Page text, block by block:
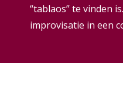
“tablaos” te vinden
improvisatie in een